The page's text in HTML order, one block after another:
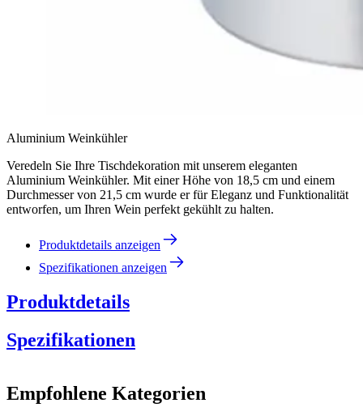
Aluminium Weinkühler
Veredeln Sie Ihre Tischdekoration mit unserem eleganten
Aluminium Weinkühler. Mit einer Höhe von 18,5 cm und einem
Durchmesser von 21,5 cm wurde er für Eleganz und Funktionalität
entworfen, um Ihren Wein perfekt gekühlt zu halten.
Produktdetails anzeigen
Spezifikationen anzeigen
Produktdetails
Spezifikationen
ProduktnummerA074-1B
Empfohlene Kategorien